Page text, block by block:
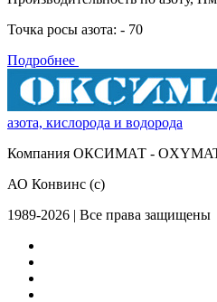
Точка росы азота: - 70
Подробнее
азота, кислорода и водорода
Компания ОКСИМАТ -
АО Конвинс (с)
1989-2026 | Все права защищены